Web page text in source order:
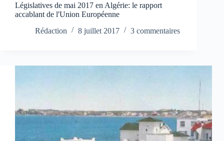
Législatives de mai 2017 en Algérie: le rapport
accablant de l'Union Européenne
Rédaction
8 juillet 2017 3 commentaires